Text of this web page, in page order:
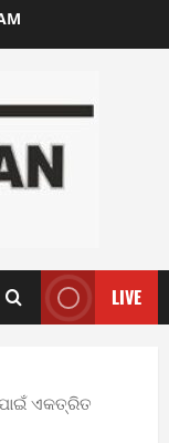
LIVE
ଏକତ୍ରିତ